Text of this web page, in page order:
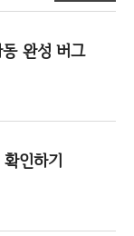
완성 버그
인하기